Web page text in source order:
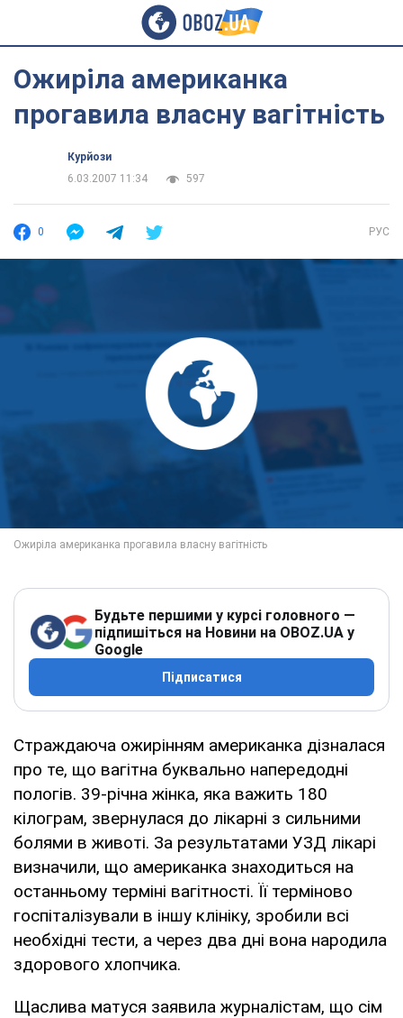
Ожиріла американка
прогавила власну вагітність
Курйози
6.03.2007 11:34
597
0 РУС
Будьте першими у курсі головного —
підпишіться на Новини на OBOZ.UA у
Google
Підписатися
Страждаюча ожирінням американка дізналася
про те, що вагітна буквально напередодні
пологів. 39-річна жінка, яка важить 180
кілограм, звернулася до лікарні з сильними
болями в животі. За результатами УЗД лікарі
визначили, що американка знаходиться на
останньому терміні вагітності. Її терміново
госпіталізували в іншу клініку, зробили всі
необхідні тести, а через два дні вона народила
здорового хлопчика.
Щаслива матуся заявила журналістам, що сім